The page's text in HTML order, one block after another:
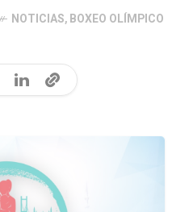
NOTICIAS,BOXEO OLÍMPICO